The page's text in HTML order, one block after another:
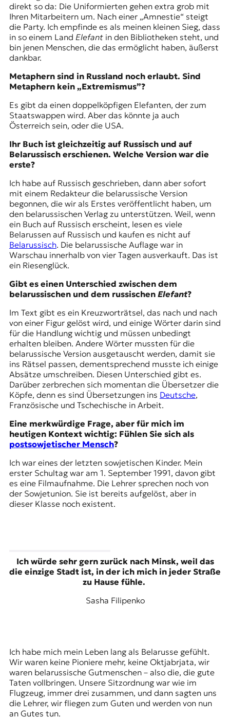
direkt so da: Die Uniformierten gehen extra grob mit
Ihren Mitarbeitern um. Nach einer „Amnestie“ steigt
die Party. Ich empfinde es als meinen kleinen Sieg, dass
in so einem Land Elefantin den Bibliotheken steht, und
bin jenen Menschen, die das ermöglicht haben, äußerst
dankbar.
Metaphern sind in Russland noch erlaubt. Sind
Metaphern kein „Extremismus”?
Es gibt da einen doppelköpfigen Elefanten, der zum
Staatswappen wird. Aber das könnte ja auch
Österreich sein, oder die USA.
Ihr Buch ist gleichzeitig auf Russisch und auf
Belarussisch erschienen. Welche Version war die
erste?
Ich habe auf Russisch geschrieben, dann aber sofort
mit einem Redakteur die belarussische Version
begonnen, die wir als Erstes veröffentlicht haben, um
den belarussischen Verlag zu unterstützen. Weil, wenn
ein Buch auf Russisch erscheint, lesen es viele
Belarussen auf Russisch und kaufen es nicht auf
Belarussisch. Die belarussische Auflage war in
Warschau innerhalb von vier Tagen ausverkauft. Das ist
ein Riesenglück.
Gibt es einen Unterschied zwischen dem
belarussischen und dem russischen Elefant?
Im Text gibt es ein Kreuzworträtsel, das nach und nach
von einer Figur gelöst wird, und einige Wörter darin sind
für die Handlung wichtig und müssen unbedingt
erhalten bleiben. Andere Wörter mussten für die
belarussische Version ausgetauscht werden, damit sie
ins Rätsel passen, dementsprechend musste ich einige
Absätze umschreiben. Diesen Unterschied gibt es.
Darüber zerbrechen sich momentan die Übersetzer die
Köpfe, denn es sind Übersetzungen ins Deutsche,
Französische und Tschechische in Arbeit.
Eine merkwürdige Frage, aber für mich im
heutigen Kontext wichtig: Fühlen Sie sich als
postsowjetischer Mensch?
Ich war eines der letzten sowjetischen Kinder. Mein
erster Schultag war am 1. September 1991, davon gibt
es eine Filmaufnahme. Die Lehrer sprechen noch von
der Sowjetunion. Sie ist bereits aufgelöst, aber in
dieser Klasse noch existent.
Ich würde sehr gern zurück nach Minsk, weil das
die einzige Stadt ist, in der ich mich in jeder Straße
zu Hause fühle.
Sasha Filipenko
Ich habe mich mein Leben lang als Belarusse gefühlt.
Wir waren keine Pionieremehr, keine Oktjabrjata, wir
waren belarussische Gutmenschen – also die, die gute
Taten vollbringen. Unsere Sitzordnung war wie im
Flugzeug, immer drei zusammen, und dann sagten uns
die Lehrer, wir fliegen zum Guten und werden von nun
an Gutes tun.